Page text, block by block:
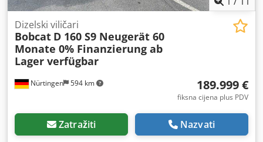
Nürtingen 594 km
Dizelski viličari
Bobcat D 160 S9 Neugerät 60
Monate 0% Finanzierung ab
Lager verfügbar
189.999 €
fiksna cijena plus PDV
Zatražiti Nazvati